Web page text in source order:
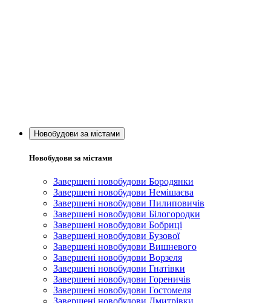
Новобудови за містами
Новобудови за містами
Завершені новобудови Бородянки
Завершені новобудови Немішаєва
Завершені новобудови Пилиповичів
Завершені новобудови Білогородки
Завершені новобудови Бобриці
Завершені новобудови Бузової
Завершені новобудови Вишневого
Завершені новобудови Ворзеля
Завершені новобудови Гнатівки
Завершені новобудови Гореничів
Завершені новобудови Гостомеля